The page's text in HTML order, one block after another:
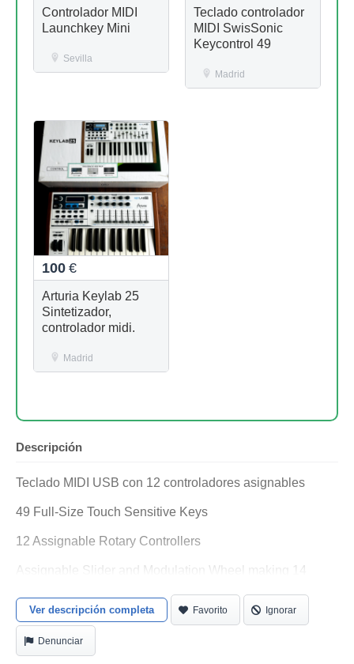
Controlador MIDI
Launchkey Mini
Sevilla
Teclado controlador
MIDI SwisSonic
Keycontrol 49
Madrid
100 €
Arturia Keylab 25
Sintetizador,
controlador midi.
Madrid
Descripción
Teclado MIDI USB con 12 controladores asignables
49 Full-Size Touch Sensitive Keys
12 Assignable Rotary Controllers
Assignable Slider and Modulation Wheel making 14
Assignable Controllers in all
Controller Snapshot to transmit controller data to other
devices
Ver descripción completa Favorito Ignorar
Denunciar